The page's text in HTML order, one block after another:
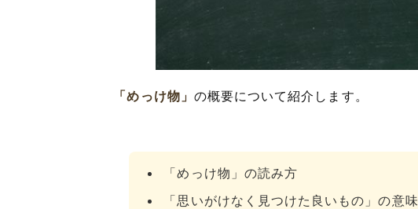
「めっけ物」 の概要について紹介します。
「めっけ物」の読み方
「思いがけなく見つけた良いもの」の意味